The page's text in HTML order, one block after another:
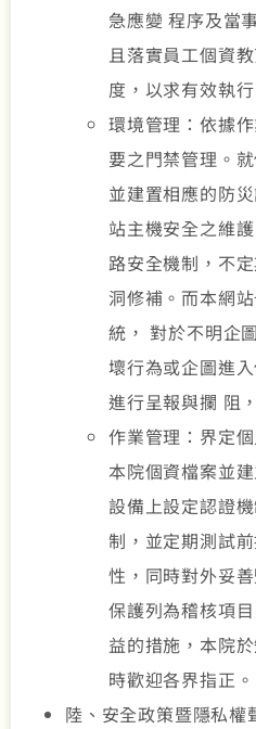
急應變 程序及當
且落實員工個資
度，以求有效執
環境管理：依據
要之門禁管理。
並建置相應的防
站主機安全之維
路安全機制，不
洞修補。而本網
統， 對於不明企
壞行為或企圖進
進行呈報與攔 阻
作業管理：界定
本院個資檔案並
設備上設定認證
制，並定期測試
性，同時對外妥
保護列為稽核項
益的措施，本院
時歡迎各界指正。
陸、安全政策暨隱私